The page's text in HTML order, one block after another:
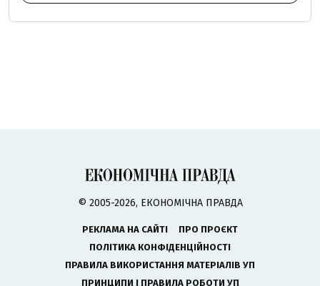
© 2005-2026, ЕКОНОМІЧНА ПРАВДА
РЕКЛАМА НА САЙТІ
ПРО ПРОЄКТ
ПОЛІТИКА КОНФІДЕНЦІЙНОСТІ
ПРАВИЛА ВИКОРИСТАННЯ МАТЕРІАЛІВ УП
ПРИНЦИПИ І ПРАВИЛА РОБОТИ УП